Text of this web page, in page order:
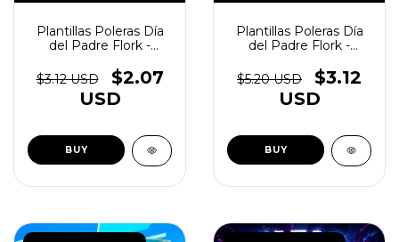
Plantillas Poleras Día
del Padre Flork -
(copia) - (copia) -
(copia) - (copia) -
(copia)
$3.12 USD
$2.07
USD
Plantillas Poleras Día
del Padre Flork -
(copia) - (copia) -
(copia) - (copia) -
(copia) - (copia)
$5.20 USD
$3.12
USD